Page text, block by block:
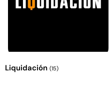
Liquidación (15)